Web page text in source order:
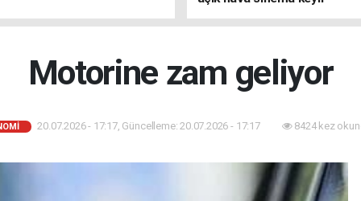
Motorine zam geliyor
20.07.2026 - 17:17, Güncelleme: 20.07.2026 - 17:17 8424 kez